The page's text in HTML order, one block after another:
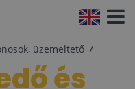
üzemeltető